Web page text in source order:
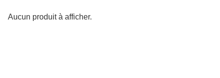
Aucun produit à afficher.